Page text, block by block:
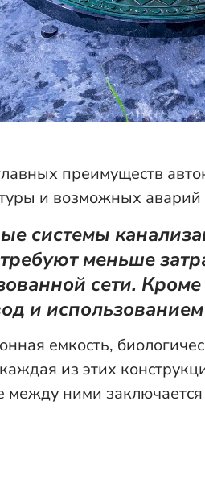
преимуществ
и возможных
системы
требуют меньше
сети.
и
емкость,
из этих
ними